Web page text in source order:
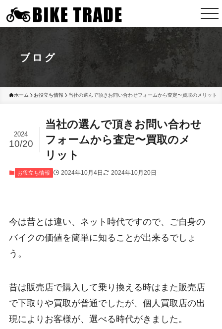
ブログ
ホーム お役立ち情報 当社の選んで頂きお問い合わせフォームから査定〜買取のメリット
当社の選んで頂きお問い合わせ
フォームから査定〜買取のメ
リット
2024
10/20
お役立ち情報 2024年10月4日 2024年10月20日
今は昔とは違い、ネット時代ですので、ご自身の
バイクの価値を簡単に知ることが出来るでしょ
う。
昔は販売店で購入して乗り換える時はまた販売店
で下取りや買取が普通でしたが、個人買取店の出
現によりお客様が、選べる時代がきました。